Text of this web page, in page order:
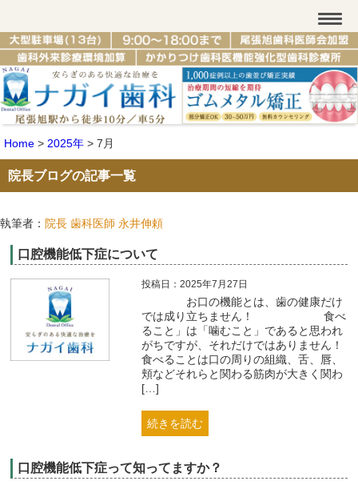
Home > 2025年 > 7月
院長ブログの記事一覧
執筆者： 院長 歯科医師 永井伸頼
口腔機能低下症について
投稿日：2025年7月27日
お口の機能とは、歯の健康だけ
では成り立ちません！ 食べ
ること」は「噛むこと」であると思われ
がちですが、それだけではありません！
食べることは口の周りの組織、舌、唇、
頬などそれらと関わる筋肉が大きく関わ
[…]
続きを読む
口腔機能低下症って知ってますか？